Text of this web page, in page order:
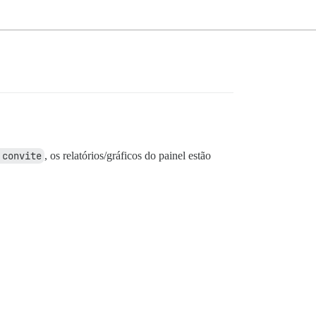
convite , os relatórios/gráficos do painel estão